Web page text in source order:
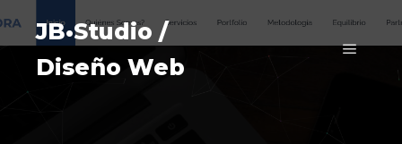
JB•Studio /
Diseño Web